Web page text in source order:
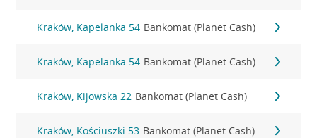
Kraków, Kapelanka 54 Bankomat (Planet Cash)
Kraków, Kapelanka 54 Bankomat (Planet Cash)
Kraków, Kijowska 22 Bankomat (Planet Cash)
Kraków, Kościuszki 53 Bankomat (Planet Cash)